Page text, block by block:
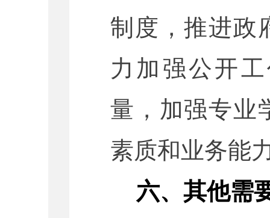
制度，推进政
力加强公开
量，加强专业
素质和业务能
六、其他需